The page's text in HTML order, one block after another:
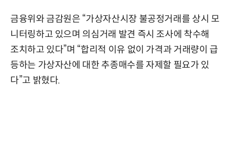
금융위와 금감원은 “가상자산시장 불공정거래를 상시 모
니터링하고 있으며 의심거래 발견 즉시 조사에 착수해
조치하고 있다”며 “합리적 이유 없이 가격과 거래량이 급
등하는 가상자산에 대한 추종매수를 자제할 필요가 있
다”고 밝혔다.